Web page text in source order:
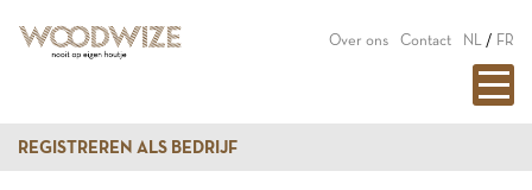
Over ons Contact NL / FR
REGISTREREN ALS BEDRIJF